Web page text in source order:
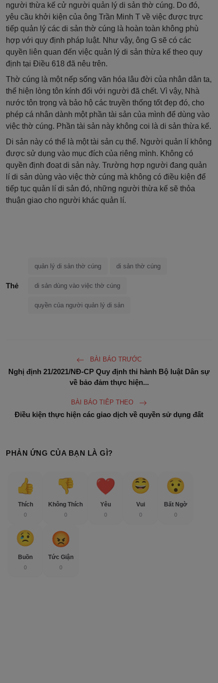
người thừa kế cử người quản lý di sản thờ cúng. Do đó,
yêu cầu khởi kiện của ông Trần Minh T về việc được trực
tiếp quản lý các di sản thờ cúng là hoàn toàn không phù
hợp với quy định pháp luật. Như vậy, ông G sẽ có các
quyền liên quan đến việc quản lý di sản thừa kế theo quy
định tại Điều 618 đã nêu trên.
Thờ cúng là một nếp sống văn hóa lâu đời của nhân dân ta,
thể hiện lòng tôn kính đối với người đã chết. Vì vậy, Nhà
nước tôn trọng và bảo hộ các truyền thống tốt đẹp đó, cho
phép cá nhân dành một phần tài sản của mình để dùng vào
việc thờ cúng. Phần tài sản này không coi là di sản thừa kế.
Di sản này có thể là một tài sản cụ thể. Người quản lí không
được sử dụng vào mục đích của riêng mình. Không có
quyền định đoạt di sản này. Trường hợp người đang quản
lí di sản dùng vào việc thờ cúng mà không có điều kiện để
tiếp tục quản lí di sản đó, những người thừa kế sẽ thỏa
thuận giao cho người khác quản lí.
Thẻ
quản lý di sản thờ cúng di sản thờ cúng
di sản dùng vào việc thờ cúng
quyền của người quản lý di sản
BÀI BÁO TRƯỚC
Nghị định 21/2021/NĐ-CP Quy định thi hành Bộ luật Dân sự
về bảo đảm thực hiện...
BÀI BÁO TIÊP THEO
Điều kiện thực hiện các giao dịch về quyền sử dụng đất
PHẢN ỨNG CỦA BẠN LÀ GÌ?
Thích
0
Không Thích
0
Yêu
0
Vui
0
Bất Ngờ
0
Buồn
0
Tức Giận
0